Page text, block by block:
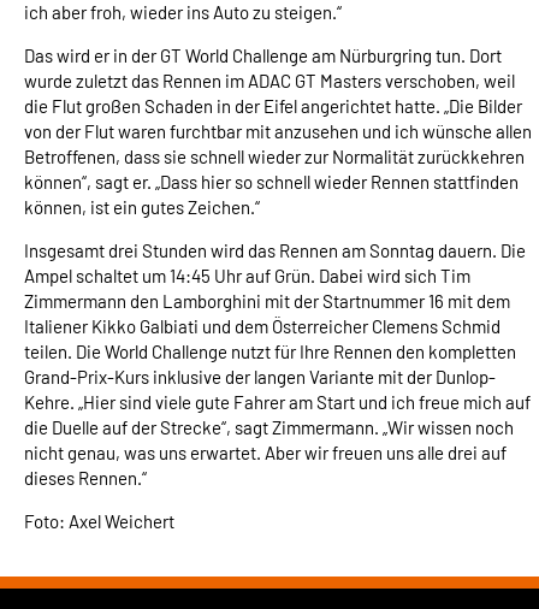
ich aber froh, wieder ins Auto zu steigen.“
Das wird er in der GT World Challenge am Nürburgring tun. Dort
wurde zuletzt das Rennen im ADAC GT Masters verschoben, weil
die Flut großen Schaden in der Eifel angerichtet hatte. „Die Bilder
von der Flut waren furchtbar mit anzusehen und ich wünsche allen
Betroffenen, dass sie schnell wieder zur Normalität zurückkehren
können“, sagt er. „Dass hier so schnell wieder Rennen stattfinden
können, ist ein gutes Zeichen.“
Insgesamt drei Stunden wird das Rennen am Sonntag dauern. Die
Ampel schaltet um 14:45 Uhr auf Grün. Dabei wird sich Tim
Zimmermann den Lamborghini mit der Startnummer 16 mit dem
Italiener Kikko Galbiati und dem Österreicher Clemens Schmid
teilen. Die World Challenge nutzt für Ihre Rennen den kompletten
Grand-Prix-Kurs inklusive der langen Variante mit der Dunlop-
Kehre. „Hier sind viele gute Fahrer am Start und ich freue mich auf
die Duelle auf der Strecke“, sagt Zimmermann. „Wir wissen noch
nicht genau, was uns erwartet. Aber wir freuen uns alle drei auf
dieses Rennen.“
Foto: Axel Weichert